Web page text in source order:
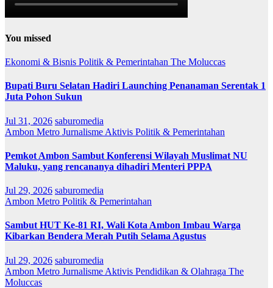
You missed
Ekonomi & Bisnis Politik & Pemerintahan The Moluccas
Bupati Buru Selatan Hadiri Launching Penanaman Serentak 1
Juta Pohon Sukun
Jul 31, 2026 saburomedia
Ambon Metro Jurnalisme Aktivis Politik & Pemerintahan
Pemkot Ambon Sambut Konferensi Wilayah Muslimat NU
Maluku, yang rencananya dihadiri Menteri PPPA
Jul 29, 2026 saburomedia
Ambon Metro Politik & Pemerintahan
Sambut HUT Ke-81 RI, Wali Kota Ambon Imbau Warga
Kibarkan Bendera Merah Putih Selama Agustus
Jul 29, 2026 saburomedia
Ambon Metro Jurnalisme Aktivis Pendidikan & Olahraga The
Moluccas